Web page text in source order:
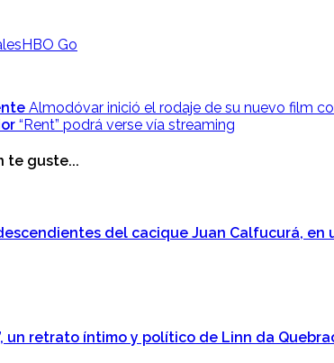
HBO Go
Almodóvar inició el rodaje de su nuevo film
“Rent” podrá verse vía streaming
te guste...
del cacique Juan Calfucurá, en
un retrato íntimo y político de Linn da